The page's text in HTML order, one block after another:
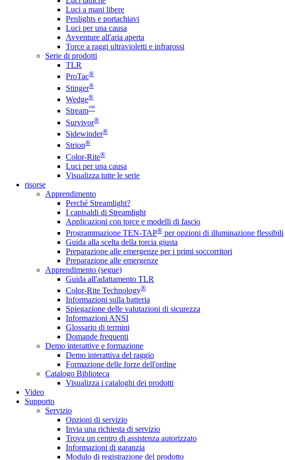
Luci a mani libere
Penlights e portachiavi
Luci per una causa
Avventure all'aria aperta
Torce a raggi ultravioletti e infrarossi
Serie di prodotti
TLR
ProTac®
Stinger®
Wedge®
Stream™
Survivor®
Sidewinder®
Strion®
Color-Rite®
Luci per una causa
Visualizza tutte le serie
risorse
Apprendimento
Perché Streamlight?
I capisaldi di Streamlight
Applicazioni con torce e modelli di fascio
Programmazione TEN-TAP® per opzioni di illuminazione flessibili
Guida alla scelta della torcia giusta
Preparazione alle emergenze per i primi soccorritori
Preparazione alle emergenze
Apprendimento (segue)
Guida all'adattamento TLR
Color-Rite Technology®
Informazioni sulla batteria
Spiegazione delle valutazioni di sicurezza
Informazioni ANSI
Glossario di termini
Domande frequenti
Demo interattive e formazione
Demo interattiva del raggio
Formazione delle forze dell'ordine
Catalogo Biblioteca
Visualizza i cataloghi dei prodotti
Video
Supporto
Servizio
Opzioni di servizio
Invia una richiesta di servizio
Trova un centro di assistenza autorizzato
Informazioni di garanzia
Modulo di registrazione del prodotto